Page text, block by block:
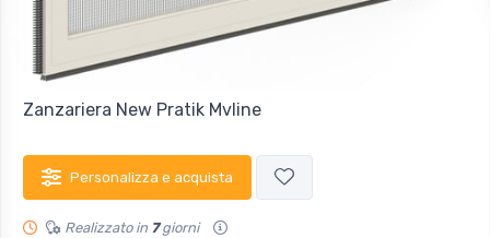
Zanzariera New Pratik Mvline
Personalizza e acquista
Realizzato in 7giorni